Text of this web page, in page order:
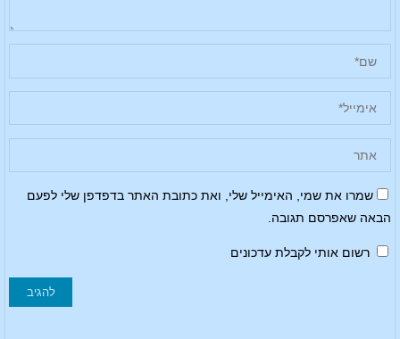
שמרו את שמי, האימייל שלי, ואת כתובת האתר בדפדפן שלי לפעם
הבאה שאפרסם תגובה.
רשום אותי לקבלת עדכונים